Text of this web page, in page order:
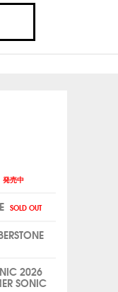
発売中
SOLD OUT
2026
SONIC